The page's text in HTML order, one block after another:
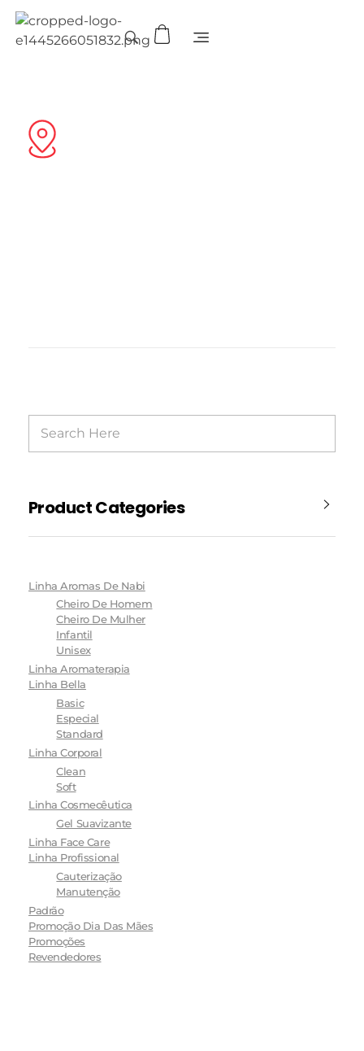
Product Categories
Linha Aromas De Nabi
Cheiro De Homem
Cheiro De Mulher
Infantil
Unisex
Linha Aromaterapia
Linha Bella
Basic
Especial
Standard
Linha Corporal
Clean
Soft
Linha Cosmecêutica
Gel Suavizante
Linha Face Care
Linha Profissional
Cauterização
Manutenção
Padrão
Promoção Dia Das Mães
Promoções
Revendedores